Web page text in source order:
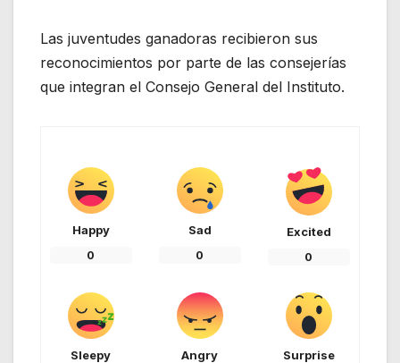
Las juventudes ganadoras recibieron sus
reconocimientos por parte de las consejerías
que integran el Consejo General del Instituto.
Happy
0
Sad
0
Excited
0
Sleepy Angry Surprise